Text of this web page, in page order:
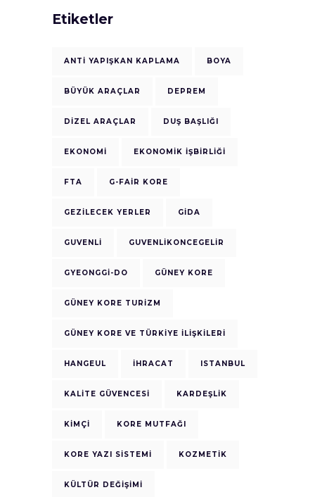
Etiketler
ANTI YAPIŞKAN KAPLAMA BOYA
BÜYÜK ARAÇLAR DEPREM
DIZEL ARAÇLAR DUŞ BAŞLIĞI
EKONOMI EKONOMIK IŞBIRLIĞI
FTA G-FAIR KORE
GEZILECEK YERLER GIDA
GUVENLI GUVENLIKONCEGELIR
GYEONGGI-DO GÜNEY KORE
GÜNEY KORE TURIZM
GÜNEY KORE VE TÜRKIYE ILIŞKILERI
HANGEUL IHRACAT ISTANBUL
KALITE GÜVENCESI KARDEŞLIK
KIMÇI KORE MUTFAĞI
KORE YAZI SISTEMI KOZMETIK
KÜLTÜR DEĞIŞIMI